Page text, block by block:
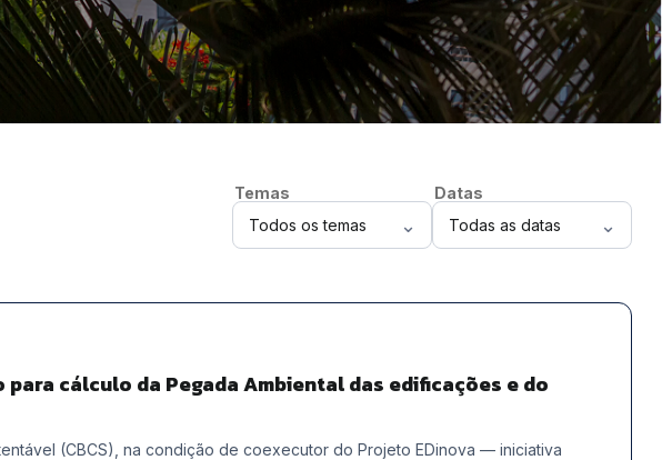
Temas
⌄
Datas
⌄
cálculo da Pegada Ambiental das edificações e do
(CBCS), na condição de coexecutor do Projeto EDinova — iniciativa